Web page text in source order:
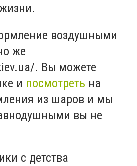
воздушными
же
. Вы можете
и посмотреть на
из шаров и мы
вы не
с детства